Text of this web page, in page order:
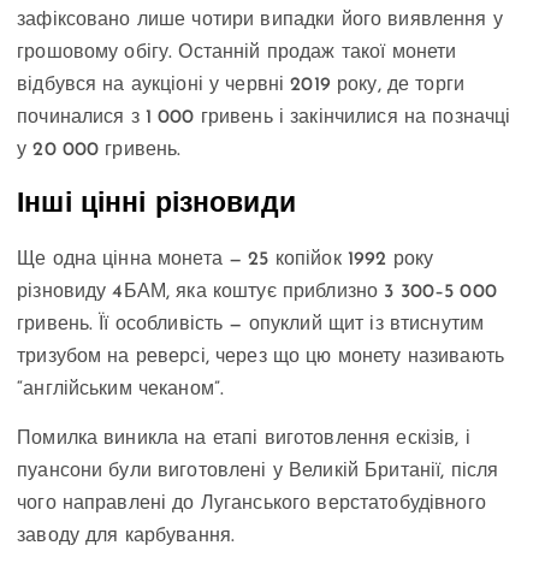
зафіксовано лише чотири випадки його виявлення у
грошовому обігу. Останній продаж такої монети
відбувся на аукціоні у червні 2019 року, де торги
починалися з 1 000 гривень і закінчилися на позначці
у 20 000 гривень.
Інші цінні різновиди
Ще одна цінна монета — 25 копійок 1992 року
різновиду 4БАМ, яка коштує приблизно 3 300–5 000
гривень. Її особливість — опуклий щит із втиснутим
тризубом на реверсі, через що цю монету називають
“англійським чеканом”.
Помилка виникла на етапі виготовлення ескізів, і
пуансони були виготовлені у Великій Британії, після
чого направлені до Луганського верстатобудівного
заводу для карбування.